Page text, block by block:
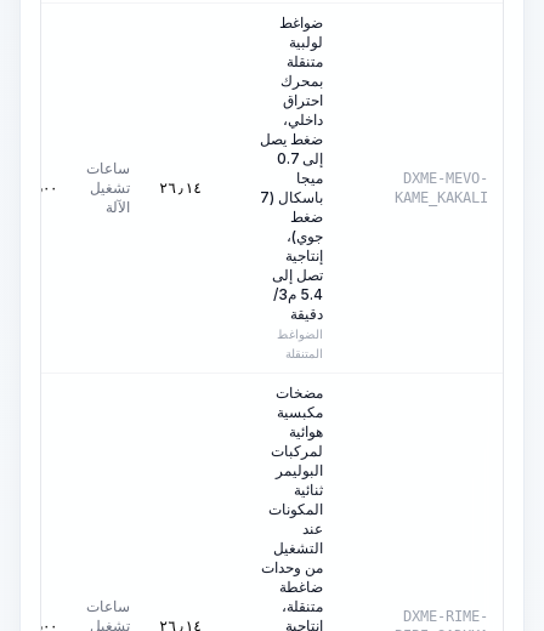
DXME-MEVO-
KAME_KAKALI
ضواغط
لولبية
متنقلة
بمحرك
احتراق
داخلي،
ضغط يصل
إلى 0.7
ميجا
باسكال (7
ضغط
جوي)،
إنتاجية
تصل إلى
5.4 م3/
دقيقة
الضواغط
المتنقلة
٢٦٫١٤
ساعات
تشغيل
الآلة
٠٫٠٠
DXME-RIME-
مضخات
مكبسية
هوائية
لمركبات
البوليمر
ثنائية
المكونات
عند
التشغيل
من وحدات
ضاغطة
متنقلة،
إنتاجية
٢٦٫١٤
ساعات
تشغيل
٠٫٠٠